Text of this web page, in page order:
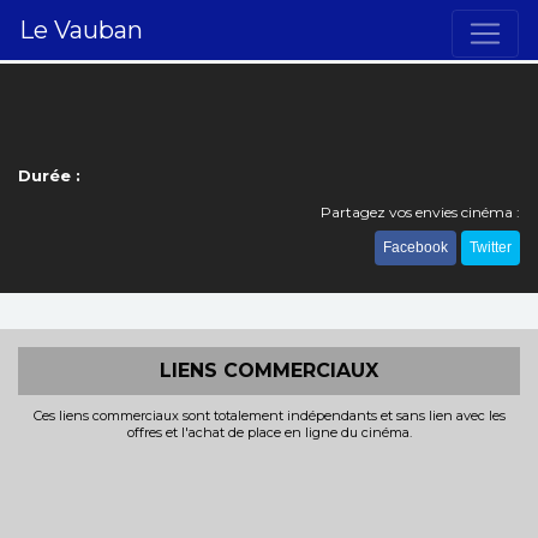
Le Vauban
Durée :
Partagez vos envies cinéma :
Facebook Twitter
LIENS COMMERCIAUX
Ces liens commerciaux sont totalement indépendants et sans lien avec les
offres et l'achat de place en ligne du cinéma.